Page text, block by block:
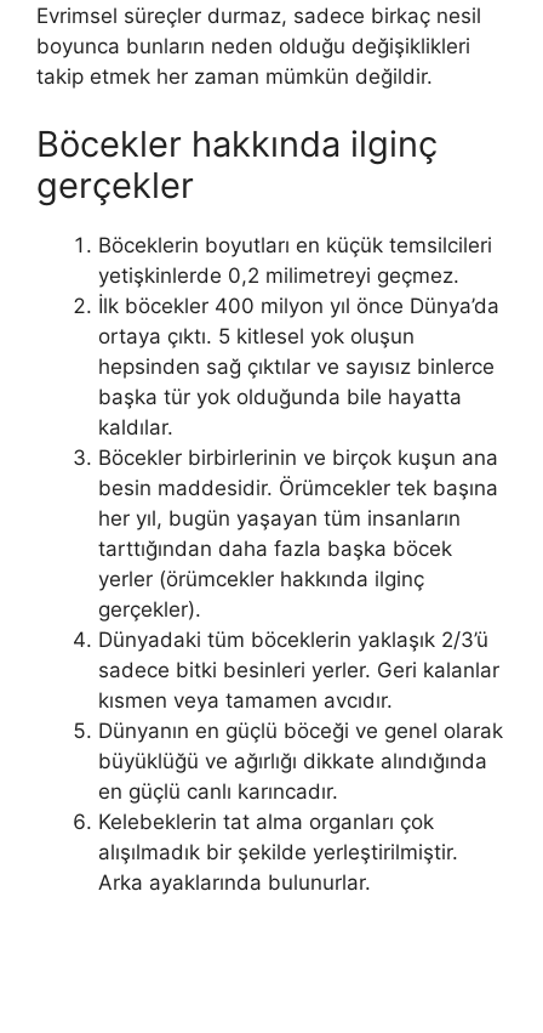
Evrimsel süreçler durmaz, sadece birkaç nesil
boyunca bunların neden olduğu değişiklikleri
takip etmek her zaman mümkün değildir.
Böcekler hakkında ilginç
gerçekler
Böceklerin boyutları en küçük temsilcileri
yetişkinlerde 0,2 milimetreyi geçmez.
İlk böcekler 400 milyon yıl önce Dünya’da
ortaya çıktı. 5 kitlesel yok oluşun
hepsinden sağ çıktılar ve sayısız binlerce
başka tür yok olduğunda bile hayatta
kaldılar.
Böcekler birbirlerinin ve birçok kuşun ana
besin maddesidir. Örümcekler tek başına
her yıl, bugün yaşayan tüm insanların
tarttığından daha fazla başka böcek
yerler (örümcekler hakkında ilginç
gerçekler).
Dünyadaki tüm böceklerin yaklaşık 2/3’ü
sadece bitki besinleri yerler. Geri kalanlar
kısmen veya tamamen avcıdır.
Dünyanın en güçlü böceği ve genel olarak
büyüklüğü ve ağırlığı dikkate alındığında
en güçlü canlı karıncadır.
Kelebeklerin tat alma organları çok
alışılmadık bir şekilde yerleştirilmiştir.
Arka ayaklarında bulunurlar.